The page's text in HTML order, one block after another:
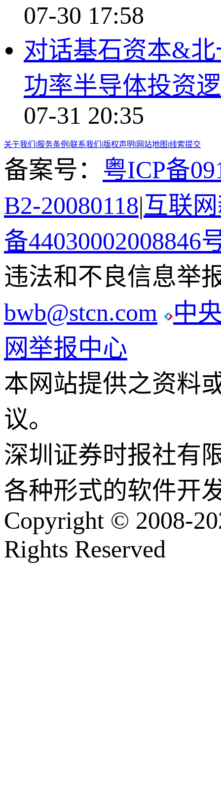
07-30 17:58
对话基石资本&
功率半导体投资
07-31 20:35
关于我们 |服务条例 |联系我们 |版权声明| 网站地图 |线索提交
备案号： 粤ICP备
B2-20080118|互联
备44030002008846
违法和不良信息举
bwb@stcn.com
中
网举报中心
本网站提供之资料
议。
深圳证券时报社有
各种形式的软件开
Copyright © 2008-
Rights Reserved